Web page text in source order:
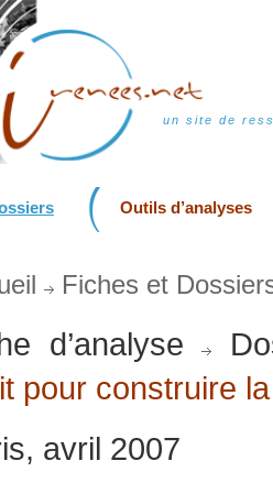
un site de
Outils d’analyses
Fiches et
d’analyse
pour construire
avril 2007